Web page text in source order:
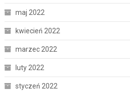
maj 2022
kwiecień 2022
marzec 2022
luty 2022
styczeń 2022